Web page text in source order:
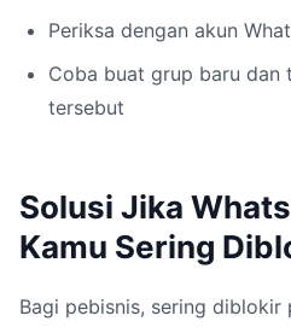
Periksa dengan akun
Coba buat grup baru dan
tersebut
Solusi Jika
Kamu Sering
Bagi pebisnis, sering diblokir